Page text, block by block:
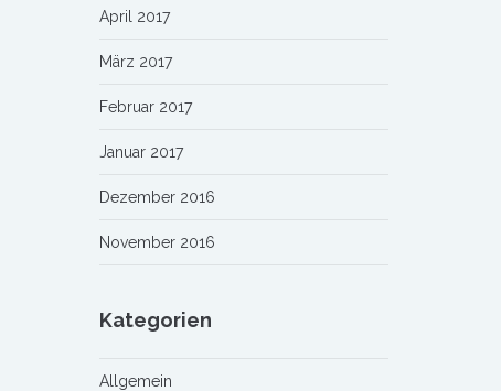
April 2017
März 2017
Februar 2017
Januar 2017
Dezember 2016
November 2016
Kategorien
Allgemein